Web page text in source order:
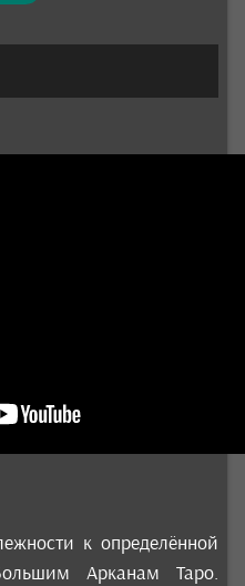
к определённой
Арканам Таро.